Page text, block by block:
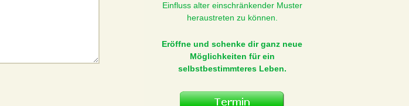
Einfluss alter einschränkender Muster
heraustreten zu können.
Eröffne und schenke dir ganz neue
Möglichkeiten für ein
selbstbestimmteres Leben.